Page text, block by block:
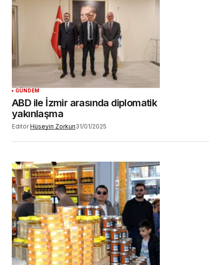
GÜNDEM
ABD ile İzmir arasında diplomatik
yakınlaşma
Editör Hüseyin Zorkun31/01/2025